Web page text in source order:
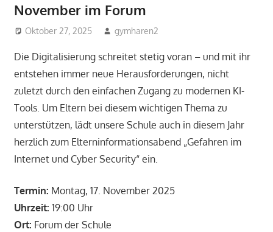
November im Forum
Oktober 27, 2025 gymharen2
Die Digitalisierung schreitet stetig voran – und mit ihr
entstehen immer neue Herausforderungen, nicht
zuletzt durch den einfachen Zugang zu modernen KI-
Tools. Um Eltern bei diesem wichtigen Thema zu
unterstützen, lädt unsere Schule auch in diesem Jahr
herzlich zum Elterninformationsabend „Gefahren im
Internet und Cyber Security“ ein.
Termin: Montag, 17. November 2025
Uhrzeit: 19:00 Uhr
Ort: Forum der Schule